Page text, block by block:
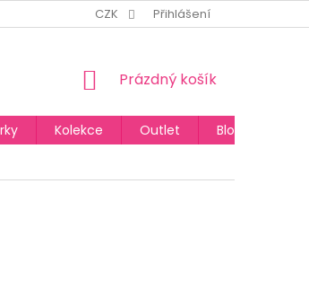
CZK Přihlášení
NÁKUPNÍ
Prázdný košík
Kolekce Outlet
Blog